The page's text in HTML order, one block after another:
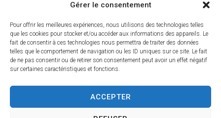
Gérer le consentement
Pour offrir les meilleures expériences, nous utilisons des technologies telles
que les cookies pour stocker et/ou accéder aux informations des appareils. Le
fait de consentir à ces technologies nous permettra de traiter des données
telles que le comportement de navigation ou les ID uniques sur ce site. Le fait
de ne pas consentir ou de retirer son consentement peut avoir un effet négatif
sur certaines caractéristiques et fonctions.
ACCEPTER
Nous contacter
Horaires d'ouverture
Du lundi au jeudi :
de 8h30 à 11h30 et de 14h à 16h
Le vendredi :
ville, et peut être localisée selon le périmètre et
Prenez quelques minutes pour vous inscrire et
bénéficier gratuitement de ce service d’alerte :
https://inscription.cedralis.com/
Comment sont utilisées les données